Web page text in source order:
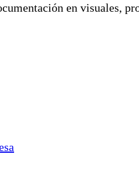
en visuales,